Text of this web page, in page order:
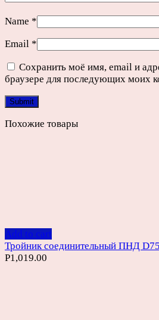
Name *
Email *
Сохранить моё имя, email и
браузере для последующих моих
Похожие товары
Add to cart
Тройник соединительный ПНД
Р1,019.00